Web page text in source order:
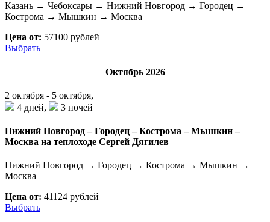
Казань → Чебоксары → Нижний Новгород → Городец →
Кострома → Мышкин → Москва
Цена от: 57100 рублей
Выбрать
Октябрь 2026
2 октября - 5 октября,
4 дней,
3 ночей
Нижний Новгород – Городец – Кострома – Мышкин –
Москва на теплоходе Сергей Дягилев
Нижний Новгород → Городец → Кострома → Мышкин →
Москва
Цена от: 41124 рублей
Выбрать